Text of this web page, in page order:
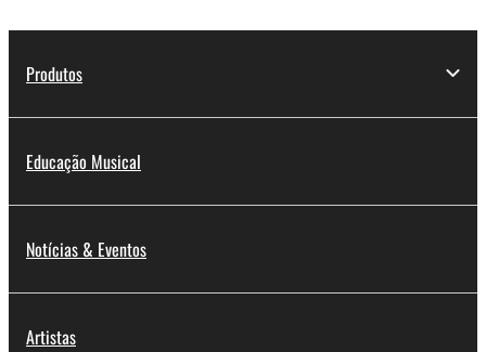
Produtos
Educação Musical
Notícias & Eventos
Artistas